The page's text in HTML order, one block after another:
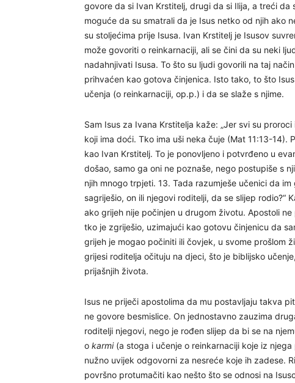
govore da si Ivan Krstitelj, drugi da si Ilija, a treći da
moguće da su smatrali da je Isus netko od njih ako
su stoljećima prije Isusa. Ivan Krstitelj je Isusov
može govoriti o reinkarnaciji, ali se čini da su neki
nadahnjivati Isusa. To što su ljudi govorili na taj
prihvaćen kao gotova činjenica. Isto tako, to što
učenja (o reinkarnaciji, op.p.) i da se slaže s njime.
Sam Isus za Ivana Krstitelja kaže: „Jer svi su
koji ima doći. Tko ima uši neka čuje (Mat 11:13-14).
kao Ivan Krstitelj. To je ponovljeno i potvrđeno u
došao, samo ga oni ne poznaše, nego postupiše s
njih mnogo trpjeti. 13. Tada razumješe učenici da
sagriješio, on ili njegovi roditelji, da se slijep rodio?“
ako grijeh nije počinjen u drugom životu. Apostoli
tko je zgriješio, uzimajući kao gotovu činjenicu da
grijeh je mogao počiniti ili čovjek, u svome prošlom
grijesi roditelja očituju na djeci, što je biblijsko
prijašnjih života.
Isus ne priječi apostolima da mu postavljaju takva
ne govore besmislice. On jednostavno zauzima
roditelji njegovi, nego je rođen slijep da bi se na
o karmi (a stoga i učenje o reinkarnaciji koje iz
nužno uvijek odgovorni za nesreće koje ih zadese.
površno protumačiti kao nešto što se odnosi na